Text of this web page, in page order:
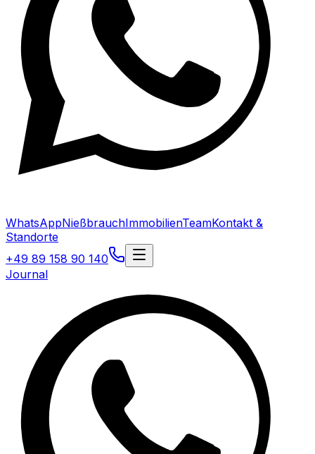
WhatsAppNießbrauchImmobilienTeamKontakt &
Standorte
+49 89 158 90 140
Journal